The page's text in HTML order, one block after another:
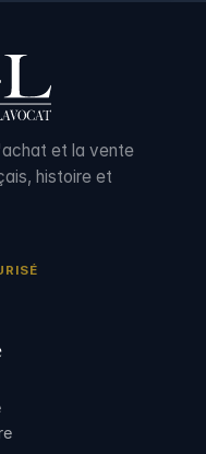
et la vente
histoire et